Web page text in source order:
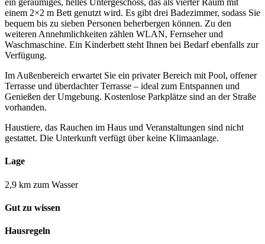
ein geräumiges, helles Untergeschoss, das als vierter Raum mit
einem 2×2 m Bett genutzt wird. Es gibt drei Badezimmer, sodass Sie
bequem bis zu sieben Personen beherbergen können. Zu den
weiteren Annehmlichkeiten zählen WLAN, Fernseher und
Waschmaschine. Ein Kinderbett steht Ihnen bei Bedarf ebenfalls zur
Verfügung.
Im Außenbereich erwartet Sie ein privater Bereich mit Pool, offener
Terrasse und überdachter Terrasse – ideal zum Entspannen und
Genießen der Umgebung. Kostenlose Parkplätze sind an der Straße
vorhanden.
Haustiere, das Rauchen im Haus und Veranstaltungen sind nicht
gestattet. Die Unterkunft verfügt über keine Klimaanlage.
Lage
2,9 km zum Wasser
Gut zu wissen
Hausregeln